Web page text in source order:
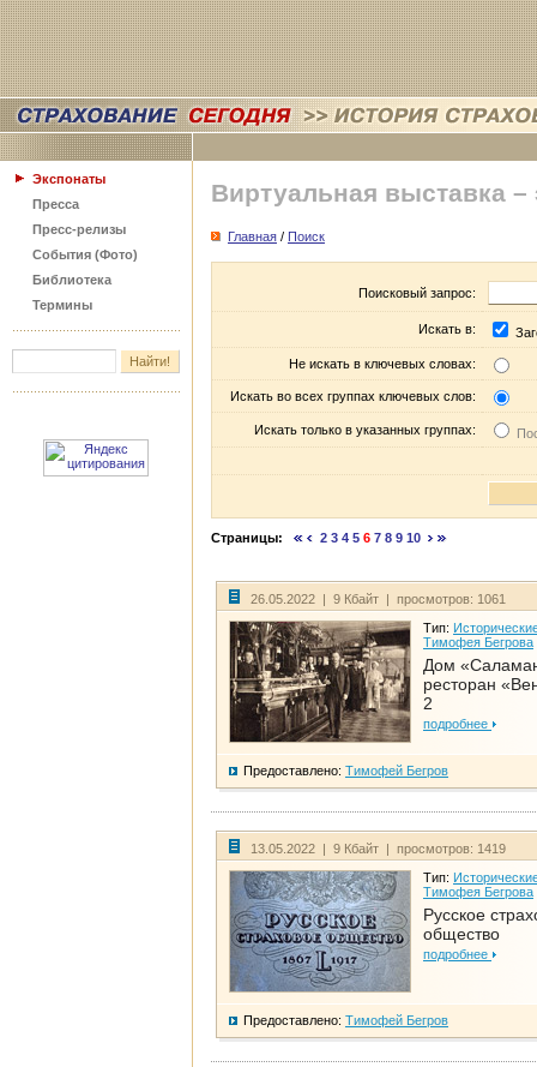
Экспонаты
Пресса
Пресс-релизы
События (Фото)
Библиотека
Термины
Виртуальная выставка –
Главная / Поиск
Поисковый запрос:
Искать в:
Не искать в ключевых словах:
Искать во всех группах ключевых слов:
Искать только в указанных группах:
Страницы: 2 3 4 5 6 7 8 9 10
26.05.2022 | 9 Кбайт | просмотров: 1061
Тип:
Тимофея Бегрова
Дом
ресторан
2
подробнее
Предоставлено: Тимофей Бегров
13.05.2022 | 9 Кбайт | просмотров: 1419
Тип:
Тимофея Бегрова
Русское
общество
подробнее
Предоставлено: Тимофей Бегров